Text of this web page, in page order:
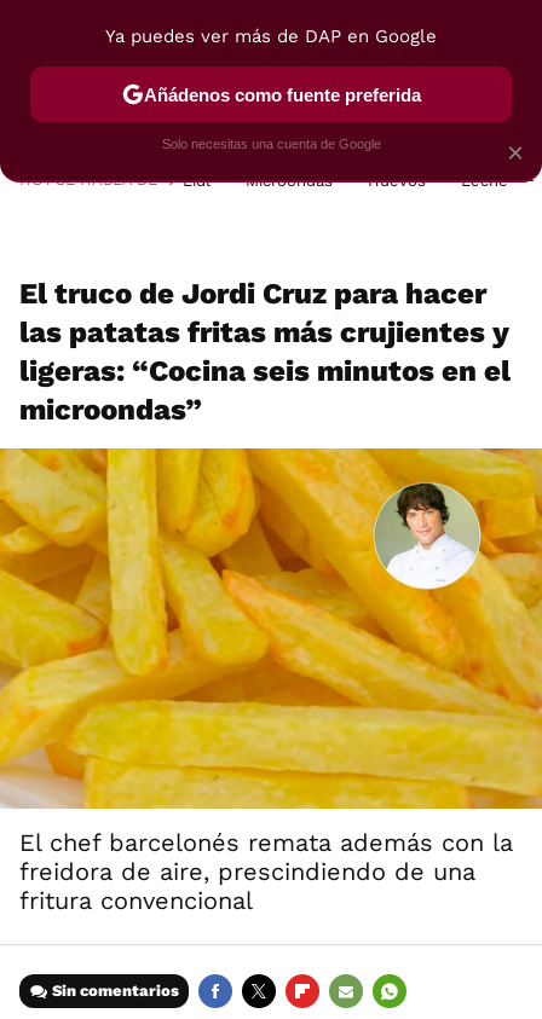
POSTRES VIAJES SELECCIÓN VEGUI
HOY SE HABLA DE Lidl Microondas Huevos Leche
El truco de Jordi Cruz para hacer
las patatas fritas más crujientes y
ligeras: “Cocina seis minutos en el
microondas”
El chef barcelonés remata además con la
freidora de aire, prescindiendo de una
fritura convencional
Sin comentarios
×
Ya puedes ver más de DAP en Google
Añádenos como fuente preferida
Solo necesitas una cuenta de Google